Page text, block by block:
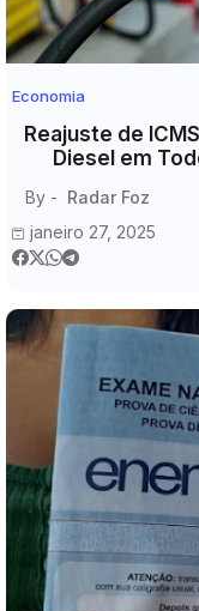
Economia
Reajuste de
Diesel em
By - Radar Foz
janeiro 27, 2025